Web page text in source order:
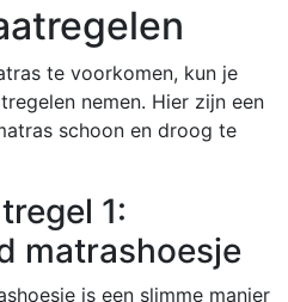
te voorkomen, kun je
nemen. Hier zijn een
schoon en droog te
1:
matrashoesje
is een slimme manier